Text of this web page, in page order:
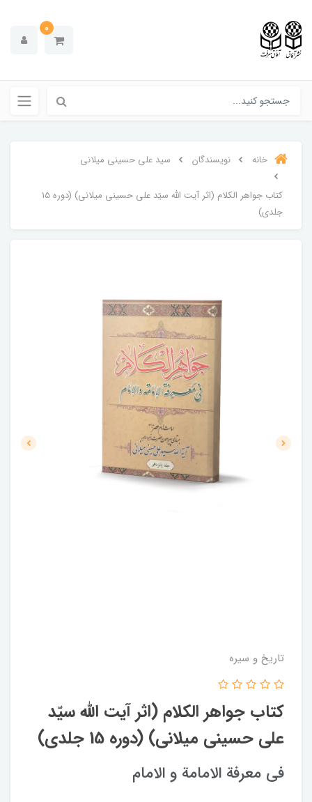
0
خانه نویسندگان سید علی حسینی میلانی
کتاب جواهر الکلام (اثر آیت الله سیّد علی حسینی میلانی) (دوره 15
جلدی)
تاریخ و سیره
کتاب جواهر الکلام (اثر آیت الله سیّد
علی حسینی میلانی) (دوره 15 جلدی)
فی معرفة الامامة و الامام